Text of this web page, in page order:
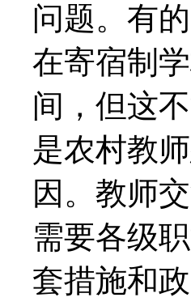
问题。有
在寄宿制
间，但这
是农村教
因。教师
需要各级
套措施和